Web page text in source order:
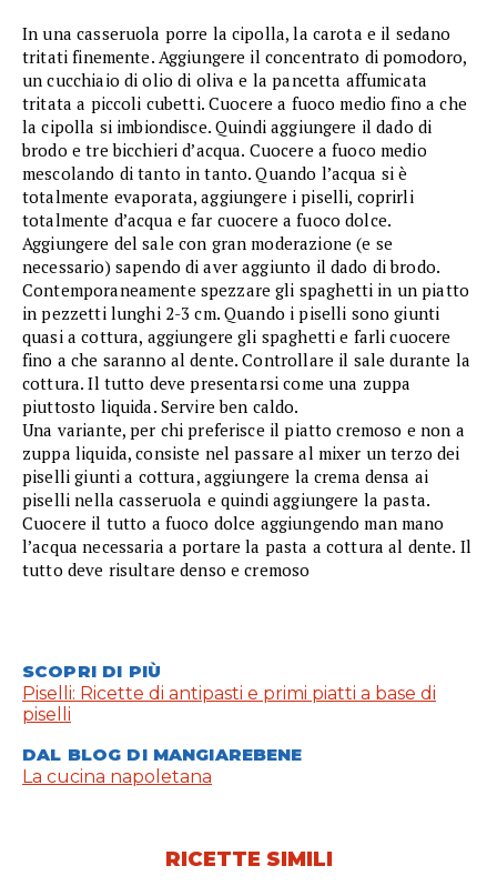
In una casseruola porre la cipolla, la carota e il sedano
tritati finemente. Aggiungere il concentrato di pomodoro,
un cucchiaio di olio di oliva e la pancetta affumicata
tritata a piccoli cubetti. Cuocere a fuoco medio fino a che
la cipolla si imbiondisce. Quindi aggiungere il dado di
brodo e tre bicchieri d’acqua. Cuocere a fuoco medio
mescolando di tanto in tanto. Quando l’acqua si è
totalmente evaporata, aggiungere i piselli, coprirli
totalmente d’acqua e far cuocere a fuoco dolce.
Aggiungere del sale con gran moderazione (e se
necessario) sapendo di aver aggiunto il dado di brodo.
Contemporaneamente spezzare gli spaghetti in un piatto
in pezzetti lunghi 2-3 cm. Quando i piselli sono giunti
quasi a cottura, aggiungere gli spaghetti e farli cuocere
fino a che saranno al dente. Controllare il sale durante la
cottura. Il tutto deve presentarsi come una zuppa
piuttosto liquida. Servire ben caldo.
Una variante, per chi preferisce il piatto cremoso e non a
zuppa liquida, consiste nel passare al mixer un terzo dei
piselli giunti a cottura, aggiungere la crema densa ai
piselli nella casseruola e quindi aggiungere la pasta.
Cuocere il tutto a fuoco dolce aggiungendo man mano
l’acqua necessaria a portare la pasta a cottura al dente. Il
tutto deve risultare denso e cremoso
SCOPRI DI PIÙ
Piselli: Ricette di antipasti e primi piatti a base di
piselli
DAL BLOG DI MANGIAREBENE
La cucina napoletana
RICETTE SIMILI